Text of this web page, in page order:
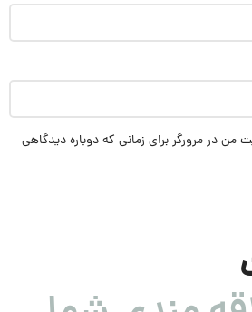
من در مرورگر برای زمانی که دوباره دیدگاهی